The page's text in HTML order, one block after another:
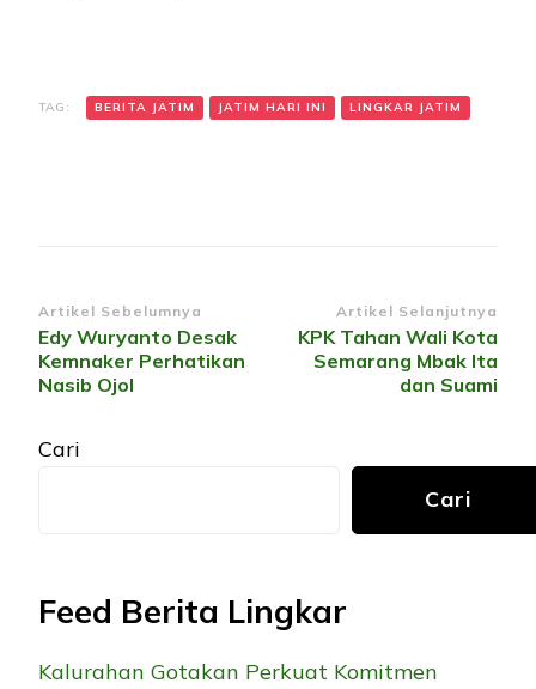
TAG: BERITA JATIM JATIM HARI INI LINGKAR JATIM
Navigasi
Artikel
Artikel Sebelumnya
Edy Wuryanto Desak
Kemnaker Perhatikan
Nasib Ojol
Artikel Selanjutnya
KPK Tahan Wali Kota
Semarang Mbak Ita
dan Suami
Cari
Cari
Feed Berita Lingkar
Kalurahan Gotakan Perkuat Komitmen